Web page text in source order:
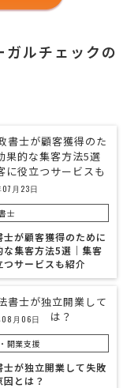
ルチェックの
月23日
士
士が顧客獲得のために
な集客方法5選｜集客
つサービスも紹介
08月06日
開業支援
士が独立開業して失敗
因とは？